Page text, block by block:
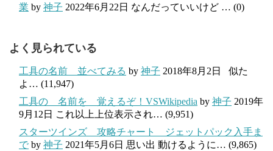
業 by 神子 2022年6月22日 なんだっていいけど … (0)
よく見られている
工具の名前 並べてみる by 神子 2018年8月2日
似た
よ… (11,947)
工具の 名前を 覚えるぞ！VSWikipedia by 神子 2019年
9月12日 これ以上上位表示され… (9,951)
スターツインズ 攻略チャート ジェットパック入手ま
で by 神子 2021年5月6日 思い出 動けるように… (9,865)